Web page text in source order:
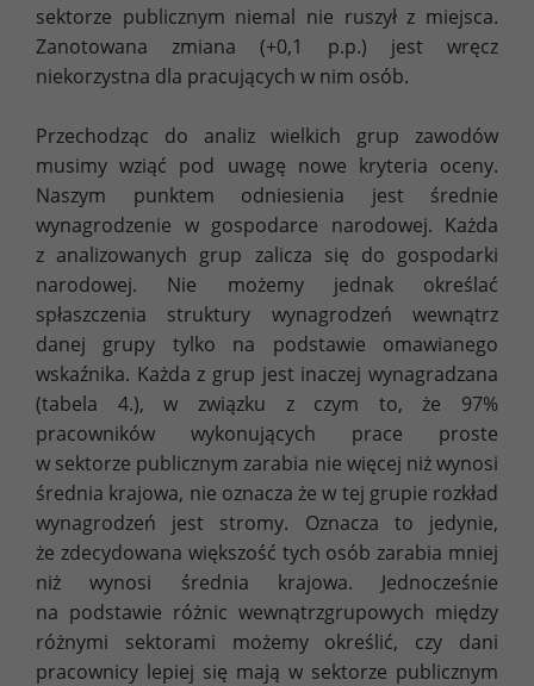
sektorze publicznym niemal nie ruszył z miejsca.
Zanotowana zmiana (+0,1 p.p.) jest wręcz
niekorzystna dla pracujących w nim osób.
Przechodząc do analiz wielkich grup zawodów
musimy wziąć pod uwagę nowe kryteria oceny.
Naszym punktem odniesienia jest średnie
wynagrodzenie w gospodarce narodowej. Każda
z analizowanych grup zalicza się do gospodarki
narodowej. Nie możemy jednak określać
spłaszczenia struktury wynagrodzeń wewnątrz
danej grupy tylko na podstawie omawianego
wskaźnika. Każda z grup jest inaczej wynagradzana
(tabela 4.), w związku z czym to, że 97%
pracowników wykonujących prace proste
w sektorze publicznym zarabia nie więcej niż wynosi
średnia krajowa, nie oznacza że w tej grupie rozkład
wynagrodzeń jest stromy. Oznacza to jedynie,
że zdecydowana większość tych osób zarabia mniej
niż wynosi średnia krajowa. Jednocześnie
na podstawie różnic wewnątrzgrupowych między
różnymi sektorami możemy określić, czy dani
pracownicy lepiej się mają w sektorze publicznym